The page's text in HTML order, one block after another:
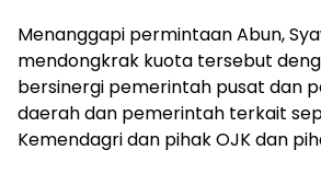
Menanggapi permintaan Abun,
mendongkrak kuota tersebut
bersinergi pemerintah pusat dan
daerah dan pemerintah terkait
Kemendagri dan pihak OJK dan